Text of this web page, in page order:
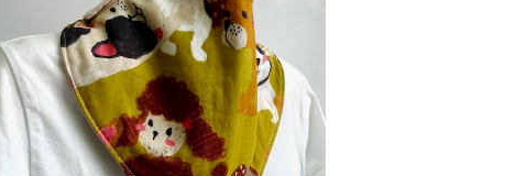
替えスタイ：イヌ
¥900